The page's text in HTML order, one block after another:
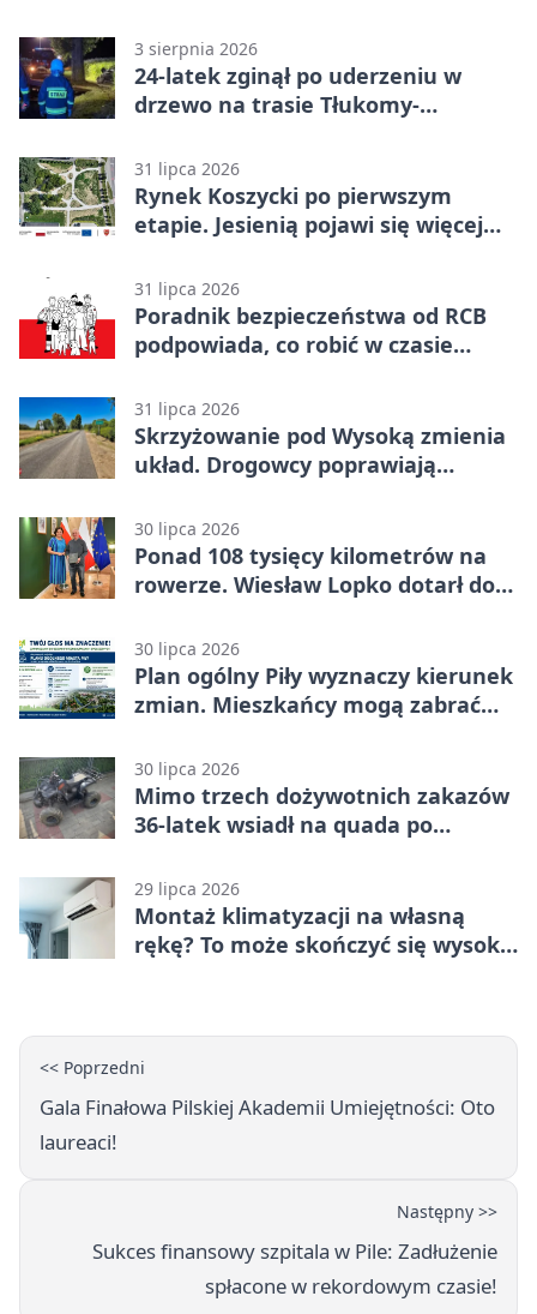
3 sierpnia 2026
24-latek zginął po uderzeniu w
drzewo na trasie Tłukomy-
31 lipca 2026
Rynek Koszycki po pierwszym
etapie. Jesienią pojawi się więcej
31 lipca 2026
Poradnik bezpieczeństwa od RCB
podpowiada, co robić w czasie
31 lipca 2026
Skrzyżowanie pod Wysoką zmienia
układ. Drogowcy poprawiają
30 lipca 2026
Ponad 108 tysięcy kilometrów na
rowerze. Wiesław Lopko dotarł do
30 lipca 2026
Plan ogólny Piły wyznaczy kierunek
zmian. Mieszkańcy mogą zabrać
30 lipca 2026
Mimo trzech dożywotnich zakazów
36-latek wsiadł na quada po
29 lipca 2026
Montaż klimatyzacji na własną
rękę? To może skończyć się wysoką
<< Poprzedni
Gala Finałowa Pilskiej Akademii Umiejętności: Oto
laureaci!
Następny >>
Sukces finansowy szpitala w Pile: Zadłużenie
spłacone w rekordowym czasie!